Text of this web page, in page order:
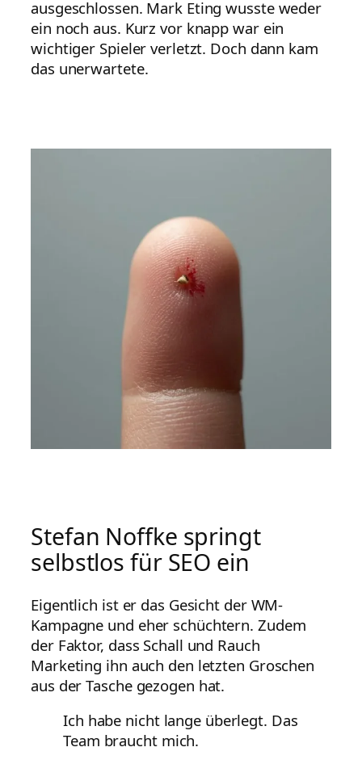
ausgeschlossen. Mark Eting wusste weder
ein noch aus. Kurz vor knapp war ein
wichtiger Spieler verletzt. Doch dann kam
das unerwartete.
Stefan Noffke springt
selbstlos für SEO ein
Eigentlich ist er das Gesicht der WM-
Kampagne und eher schüchtern. Zudem
der Faktor, dass Schall und Rauch
Marketing ihn auch den letzten Groschen
aus der Tasche gezogen hat.
Ich habe nicht lange überlegt. Das
Team braucht mich.